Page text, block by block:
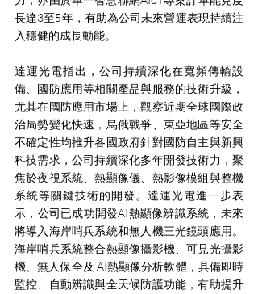
長達3至5年，有助為公司未來營運表現持續注
入穩健的成長動能。
達運光電指出，公司持續深化在寬頻傳輸設
備、國防應用等相關產品與服務的技術升級，
尤其在國防應用市場上，觀察近期全球國際政
治局勢變化快速，烏俄戰爭、東亞地區等安全
不確定性均推升各國政府針對國防自主與新興
科技需求，公司持續深化多年開發技術力，聚
焦於夜視系統、熱顯像儀、熱影像模組與整機
系統等關鍵技術的開發。達運光電進一步表
示，公司已成功開發AI熱顯像辨識系統，未來
將導入海岸哨兵系統和無人機三光鏡頭應用。
海岸哨兵系統整合熱顯像攝影機、可見光攝影
機、無人保全及 AI熱顯像分析軟體，具備即時
監控、自動辨識與全天候防護功能，有助提升